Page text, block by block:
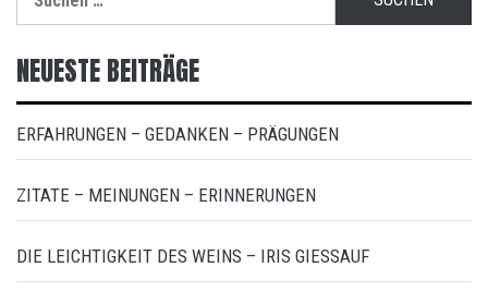
nach:
NEUESTE BEITRÄGE
ERFAHRUNGEN – GEDANKEN – PRÄGUNGEN
ZITATE – MEINUNGEN – ERINNERUNGEN
DIE LEICHTIGKEIT DES WEINS – IRIS GIESSAUF